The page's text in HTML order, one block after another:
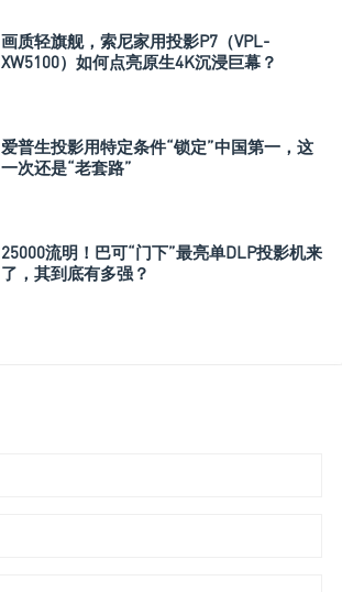
画质轻旗舰，索尼家用投影P7（VPL-
XW5100）如何点亮原生4K沉浸巨幕？
爱普生投影用特定条件“锁定”中国第一，这
一次还是“老套路”
25000流明！巴可“门下”最亮单DLP投影机来
了，其到底有多强？